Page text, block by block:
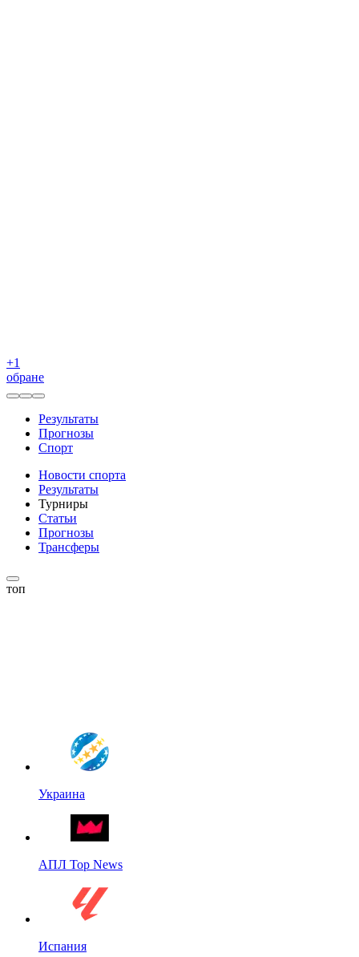
+1
обране
Результаты
Прогнозы
Спорт
Новости спорта
Результаты
Турниры
Статьи
Прогнозы
Трансферы
топ
Украина
АПЛ Top News
Испания